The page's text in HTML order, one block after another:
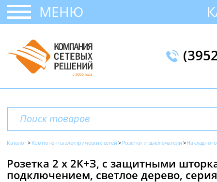
МЕНЮ
Каталог Компоненты электрических сетей Розетки и выключатели
Розетка 2 х 2К+З, с защитными
подключением, светлое дерево,